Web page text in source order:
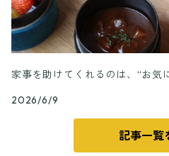
家事を助けてくれるのは、“お気
2026/6/9
記事一覧